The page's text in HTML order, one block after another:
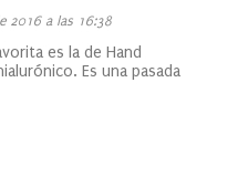
2016 a las 16:38
es la de Hand
Es una pasada